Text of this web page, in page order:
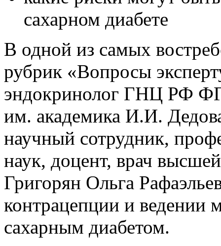
сахарном диабете
В одной из самых
рубрик «Вопросы
эндокринолог ГНЦ РФ
им. академика И.И.
научный сотрудник,
наук, доцент, врач
Григорян Ольга
контрацепции и ведении
сахарным диабетом.